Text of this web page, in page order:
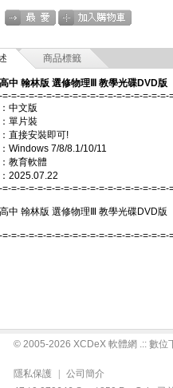
商品標籤
中 翰林版 選修物理Ⅲ 教學光碟DVD版
=-=-=-=-=-=-=-=-=-=-=-=-=-=-=-=-=-
中文版
單片裝
直接安裝即可!
Windows 7/8/8.1/10/11
教育軟體
2025.07.22
=-=-=-=-=-=-=-=-=-=-=-=-=-=-=-=-=-
中 翰林版 選修物理Ⅲ 教學光碟DVD版
=-=-=-=-=-=-=-=-=-=-=-=-=-=-=-=-=-
© 2005-2026 XCDeX 軟體網 .:: 數位
隱私保護
公司簡介